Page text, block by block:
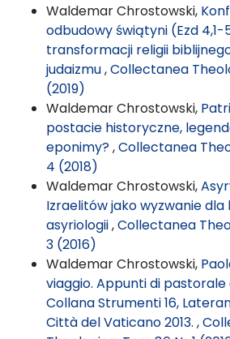
Waldemar Chrostowski,
odbudowy świątyni (Ezd
transformacji religii
judaizmu,Collectanea
(2019)
Waldemar Chrostowski,
postacie historyczne,
eponimy?,Collectanea
4 (2018)
Waldemar Chrostowski,
Izraelitów jako wyzwanie dla
asyriologii,Collectanea
3 (2016)
Waldemar Chrostowski,
viaggio. Appunti di
Collana Strumenti 16,
Città del Vaticano 2013. ,